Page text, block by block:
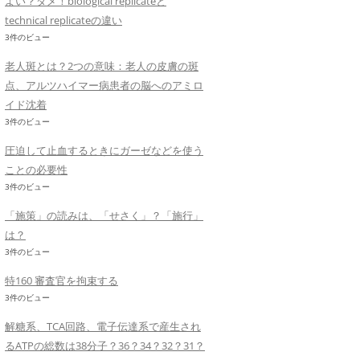
technical replicateの違い
3件のビュー
老人斑とは？2つの意味：老人の皮膚の斑
点、アルツハイマー病患者の脳へのアミロ
イド沈着
3件のビュー
圧迫して止血するときにガーゼなどを使う
ことの必要性
3件のビュー
「施策」の読みは、「せさく」？「施行」
は？
3件のビュー
特160 審査官を拘束する
3件のビュー
解糖系、TCA回路、電子伝達系で産生され
るATPの総数は38分子？36？34？32？31？